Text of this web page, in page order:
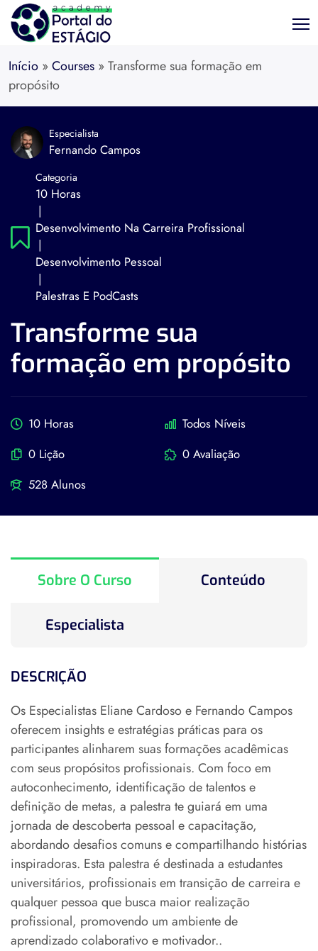
Início »Courses »Transforme sua formação em
propósito
Especialista
Fernando Campos
Categoria
10 Horas
|
Desenvolvimento Na Carreira Profissional
|
Desenvolvimento Pessoal
|
Palestras E PodCasts
Transforme sua
formação em propósito
10 Horas
Todos Níveis
0 Lição
0 Avaliação
528 Alunos
Sobre O Curso Conteúdo
Especialista
DESCRIÇÃO
Os Especialistas Eliane Cardoso e Fernando Campos
oferecem insights e estratégias práticas para os
participantes alinharem suas formações acadêmicas
com seus propósitos profissionais. Com foco em
autoconhecimento, identificação de talentos e
definição de metas, a palestra te guiará em uma
jornada de descoberta pessoal e capacitação,
abordando desafios comuns e compartilhando histórias
inspiradoras. Esta palestra é destinada a estudantes
universitários, profissionais em transição de carreira e
qualquer pessoa que busca maior realização
profissional, promovendo um ambiente de
aprendizado colaborativo e motivador..